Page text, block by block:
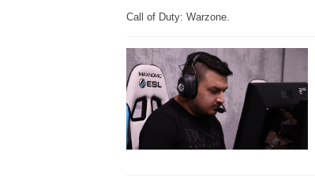
Call of Duty: Warzone.